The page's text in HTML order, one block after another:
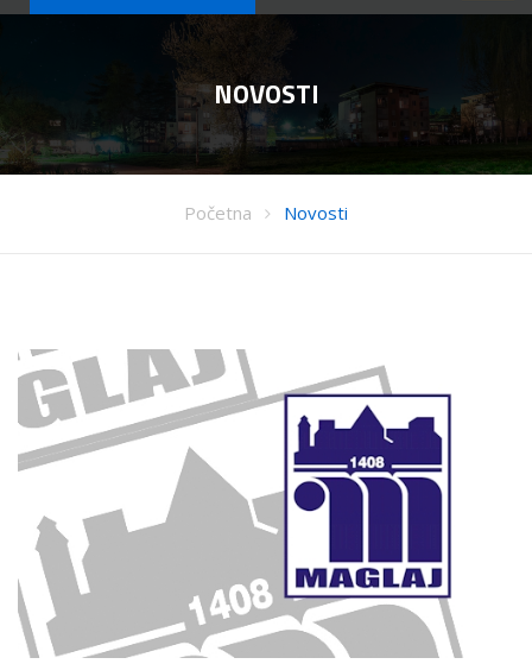
NOVOSTI
Početna Novosti